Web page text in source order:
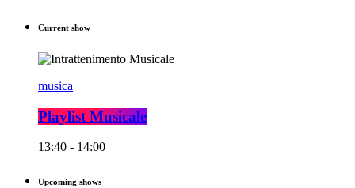
Current show
musica
Playlist Musicale
13:40 - 14:00
Upcoming shows